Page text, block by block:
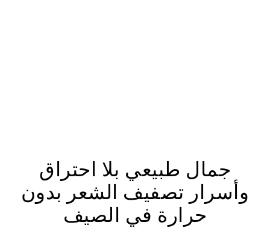
جمال طبيعي بلا احتراق
وأسرار تصفيف الشعر بدون
حرارة في الصيف